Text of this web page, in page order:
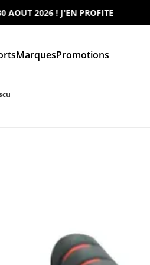
2026 !J'EN PROFITE
MarquesPromotions